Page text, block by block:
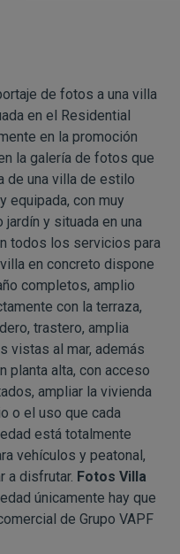
de fotos a una villa
en el Residential
en la promoción
la galería de fotos que
de una villa de estilo
equipada, con muy
y situada en una
todos los servicios para
en concreto dispone
completos, amplio
con la terraza,
trastero, amplia
vistas al mar, además
planta alta, con acceso
ampliar la vivienda
o el uso que cada
está totalmente
vehículos y peatonal,
a disfrutar. Fotos Villa
únicamente hay que
de Grupo VAPF